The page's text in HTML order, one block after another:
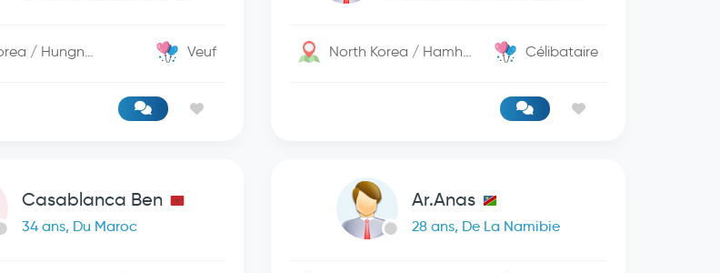
North Korea / Hungnam Veuf North Korea / Hamhung Célibataire
Casablanca Ben
34 ans, Du Maroc
Ar.Anas
28 ans, De La Namibie